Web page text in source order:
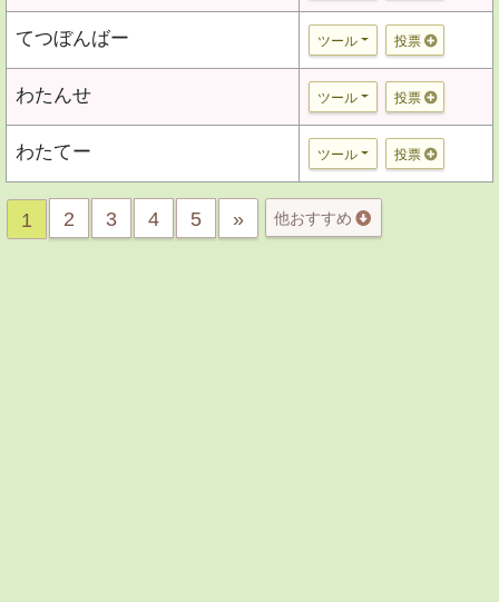
てつぼんばー ツール 投票
わたんせ ツール 投票
わたてー ツール 投票
1 2 3 4 5 » 他おすすめ